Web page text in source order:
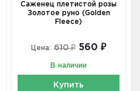
Саженец плетистой розы
Золотое руно (Golden
Fleece)
Цена: 610 ₽ 560 ₽
В наличии
Купить